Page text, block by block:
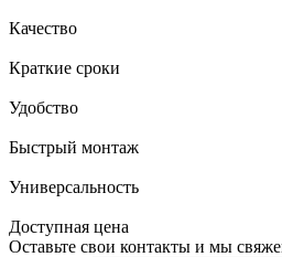
Качество
Краткие сроки
Удобство
Быстрый монтаж
Универсальность
Доступная цена
Оставьте свои контакты и мы